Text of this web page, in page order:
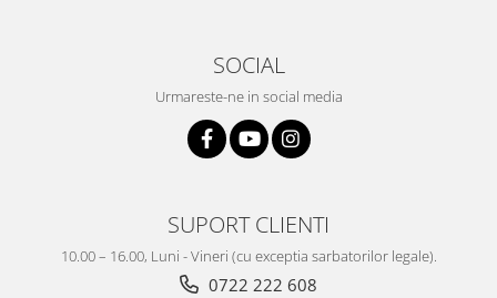
SOCIAL
Urmareste-ne in social media
SUPORT CLIENTI
10.00 – 16.00, Luni - Vineri (cu exceptia sarbatorilor legale).
0722 222 608